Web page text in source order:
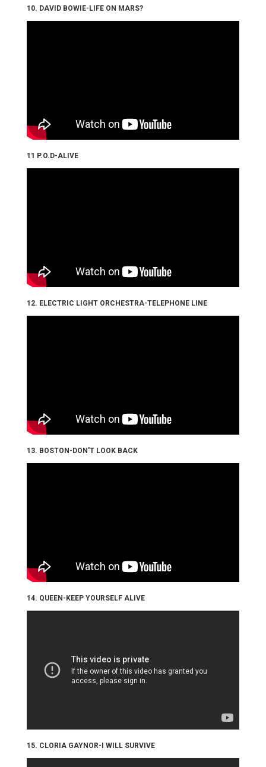
10. DAVID BOWIE-LIFE ON MARS?
11 P.O.D-ALIVE
12. ELECTRIC LIGHT ORCHESTRA-TELEPHONE LINE
13. BOSTON-DON'T LOOK BACK
14. QUEEN-KEEP YOURSELF ALIVE
15. CLORIA GAYNOR-I WILL SURVIVE